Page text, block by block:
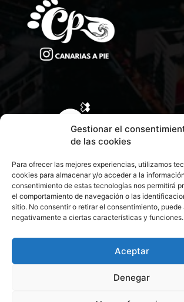
Gestionar el
de las cookies
Para ofrecer las mejores experiencias, utilizamos
cookies para almacenar y/o acceder a la
consentimiento de estas tecnologías nos permitirá
el comportamiento de navegación o las
sitio. No consentir o retirar el consentimiento,
negativamente a ciertas características y funciones.
Aceptar
Denegar
CONTACTA CON NOSOTROS